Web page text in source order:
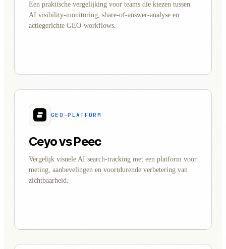
Een praktische vergelijking voor teams die kiezen tussen
AI visibility-monitoring, share-of-answer-analyse en
actiegerichte GEO-workflows.
GEO-PLATFORM
Ceyo vs Peec
Vergelijk visuele AI search-tracking met een platform voor
meting, aanbevelingen en voortdurende verbetering van
zichtbaarheid.